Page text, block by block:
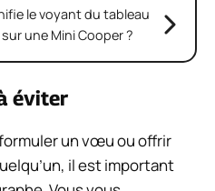
le voyant du tableau
une Mini Cooper ?
éviter
un vœu ou offrir
il est important